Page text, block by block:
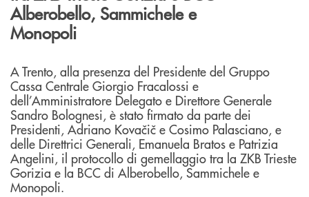
Alberobello, Sammichele e
Monopoli
A Trento, alla presenza del Presidente del Gruppo
Cassa Centrale Giorgio Fracalossi e
dell’Amministratore Delegato e Direttore Generale
Sandro Bolognesi, è stato firmato da parte dei
Presidenti, Adriano Kovačič e Cosimo Palasciano, e
delle Direttrici Generali, Emanuela Bratos e Patrizia
Angelini, il protocollo di gemellaggio tra la ZKB Trieste
Gorizia e la BCC di Alberobello, Sammichele e
Monopoli.